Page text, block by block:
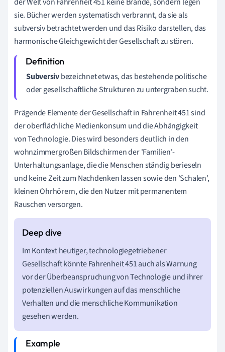
sie. Bücher werden systematisch verbrannt, da sie als
subversiv betrachtet werden und das Risiko darstellen, das
harmonische Gleichgewicht der Gesellschaft zu stören.
Subversivbezeichnet etwas, das bestehende politische
oder gesellschaftliche Strukturen zu untergraben sucht.
Prägende Elemente der Gesellschaft in Fahrenheit 451 sind
der oberflächliche Medienkonsum und die Abhängigkeit
von Technologie. Dies wird besonders deutlich in den
wohnzimmergroßen Bildschirmen der 'Familien'-
Unterhaltungsanlage, die die Menschen ständig berieseln
und keine Zeit zum Nachdenken lassen sowie den 'Schalen',
kleinen Ohrhörern, die den Nutzer mit permanentem
Rauschen versorgen.
Im Kontext heutiger, technologiegetriebener
Gesellschaft könnte Fahrenheit 451 auch als Warnung
vor der Überbeanspruchung von Technologie und ihrer
potenziellen Auswirkungen auf das menschliche
Verhalten und die menschliche Kommunikation
gesehen werden.